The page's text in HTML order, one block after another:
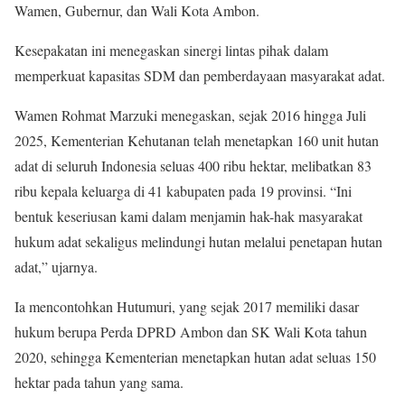
Wamen, Gubernur, dan Wali Kota Ambon.
Kesepakatan ini menegaskan sinergi lintas pihak dalam
memperkuat kapasitas SDM dan pemberdayaan masyarakat adat.
Wamen Rohmat Marzuki menegaskan, sejak 2016 hingga Juli
2025, Kementerian Kehutanan telah menetapkan 160 unit hutan
adat di seluruh Indonesia seluas 400 ribu hektar, melibatkan 83
ribu kepala keluarga di 41 kabupaten pada 19 provinsi. “Ini
bentuk keseriusan kami dalam menjamin hak-hak masyarakat
hukum adat sekaligus melindungi hutan melalui penetapan hutan
adat,” ujarnya.
Ia mencontohkan Hutumuri, yang sejak 2017 memiliki dasar
hukum berupa Perda DPRD Ambon dan SK Wali Kota tahun
2020, sehingga Kementerian menetapkan hutan adat seluas 150
hektar pada tahun yang sama.